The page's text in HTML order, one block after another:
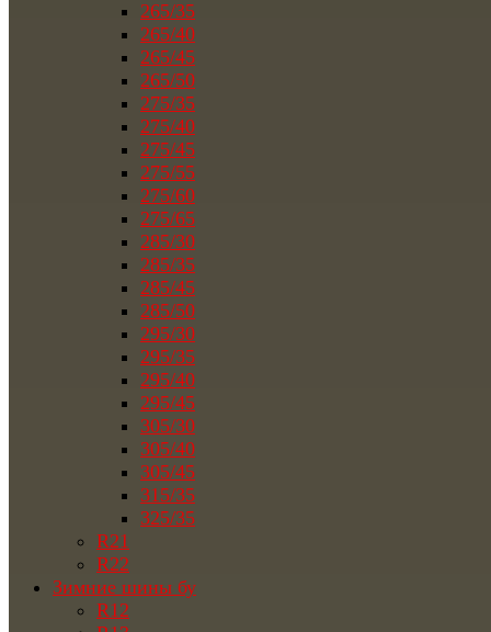
265/35
265/40
265/45
265/50
275/35
275/40
275/45
275/55
275/60
275/65
285/30
285/35
285/45
285/50
295/30
295/35
295/40
295/45
305/30
305/40
305/45
315/35
325/35
R21
R22
Зимние шины бу
R12